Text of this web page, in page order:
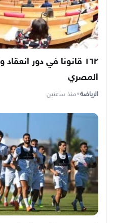
١٦٢ قانونا في دور
المصري
الرياضة•منذ ساعتين